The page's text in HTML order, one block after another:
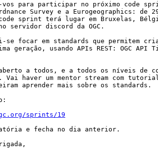
vos para participar no próximo code
Survey e a Eurogeographics: de
code sprint terá lugar em Bruxelas,
discord da OGC.
focar em standards que permitem
geração, usando APIs REST: OGC API
a todos, e a todos os níveis de
Vai haver um mentor stream com
aprender mais sobre os standards.
sprints/19
e fecha no dia anterior.